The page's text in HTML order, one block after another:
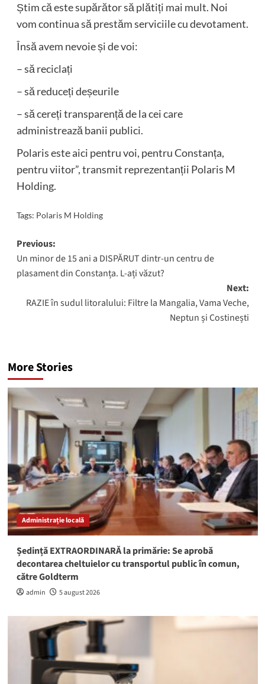
Știm că este supărător să plătiți mai mult. Noi
vom continua să prestăm serviciile cu devotament.
Însă avem nevoie și de voi:
– să reciclați
– să reduceți deșeurile
– să cereți transparență de la cei care
administrează banii publici.
Polaris este aici pentru voi, pentru Constanța,
pentru viitor”, transmit reprezentanții Polaris M
Holding.
Tags: Polaris M Holding
Post
navigation
Previous:
Un minor de 15 ani a DISPĂRUT dintr-un centru de
plasament din Constanța. L-ați văzut?
Next:
RAZIE în sudul litoralului: Filtre la Mangalia, Vama Veche,
Neptun și Costinești
More Stories
Administrație locală
Ședință EXTRAORDINARĂ la primărie: Se aprobă
decontarea cheltuielor cu transportul public în comun,
către Goldterm
admin 5 august 2026